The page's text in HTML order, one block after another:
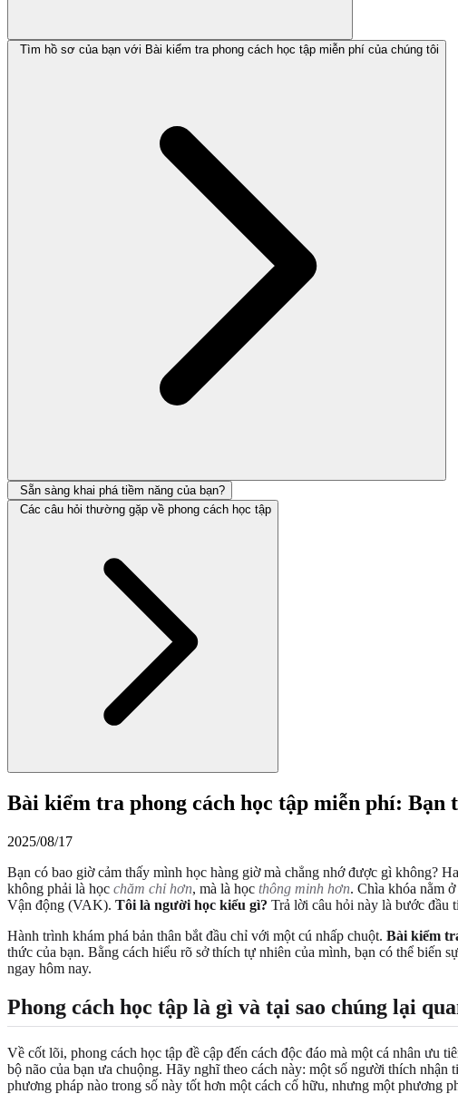
Tìm hồ sơ của bạn với Bài kiểm tra phong cách học tập miễn phí của chúng tôi
Sẵn sàng khai phá tiềm năng của bạn?
Các câu hỏi thường gặp về phong cách học tập
Bài kiểm tra phong cách học tập miễn phí: Bạn
2025/08/17
Bạn có bao giờ cảm thấy mình học hàng giờ mà chẳng nhớ được gì không?
không phải là học chăm chỉ hơn, mà là học thông minh hơn. Chìa khóa nằm
Vận động (VAK). Tôi là người học kiểu gì? Trả lời câu hỏi này là bước đầu
Hành trình khám phá bản thân bắt đầu chỉ với một cú nhấp chuột. Bài kiểm
thức của bạn. Bằng cách hiểu rõ sở thích tự nhiên của mình, bạn có thể biến
ngay hôm nay.
Phong cách học tập là gì và tại sao chúng lại
Về cốt lõi, phong cách học tập đề cập đến cách độc đáo mà một cá nhân
bộ não của bạn ưa chuộng. Hãy nghĩ theo cách này: một số người thích
phương pháp nào trong số này tốt hơn một cách cố hữu, nhưng một phương